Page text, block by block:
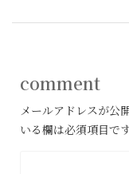
comment
メールアドレスが公
いる欄は必須項目で